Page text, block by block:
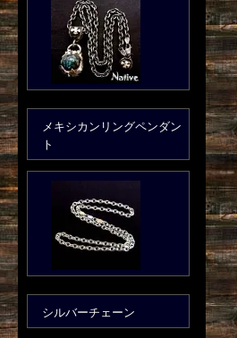
メキシカンリングペンダン
ト
シルバーチェーン